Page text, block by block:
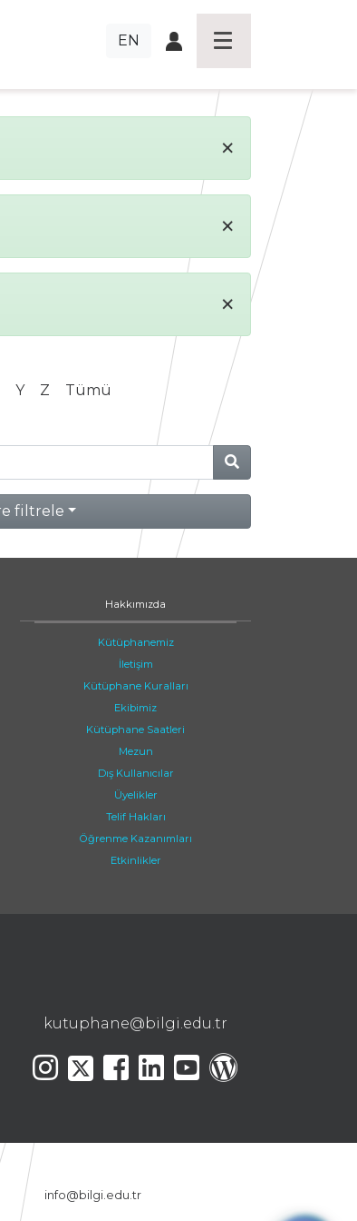
EN
×
×
×
Y Z Tümü
filtrele
Hakkımızda
Kütüphanemiz
İletişim
Kütüphane Kuralları
Ekibimiz
Kütüphane Saatleri
Mezun
Dış Kullanıcılar
Üyelikler
Telif Hakları
Öğrenme Kazanımları
Etkinlikler
kutuphane@bilgi.edu.tr
info@bilgi.edu.tr